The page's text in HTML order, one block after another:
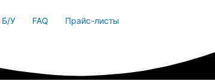
Б/У FAQ Прайс-листы